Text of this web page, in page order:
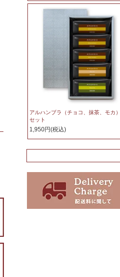
アルハンブラ（チョコ、抹茶、モカ
セット
1,950円(税込)